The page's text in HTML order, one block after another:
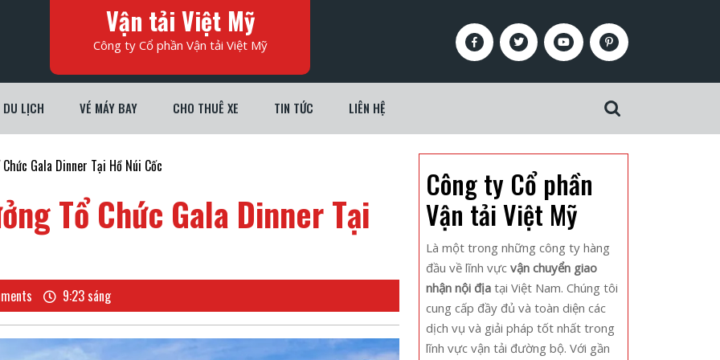
Vận tải Việt Mỹ
Công ty Cổ phần Vận tải Việt Mỹ
FacebookTwitter Youtube Pinterest
DU LỊCH VÉ MÁY BAY CHO THUÊ XE TIN TỨC LIÊN HỆ
Gala Dinner Tại Hồ Núi Cốc
Tổ Chức Gala Dinner Tại
9:23 sáng
Công ty Cổ phần
Vận tải Việt Mỹ
Là một trong những công ty hàng
đầu về lĩnh vực vận chuyển giao
nhận nội địa tại Việt Nam. Chúng tôi
cung cấp đầy đủ và toàn diện các
dịch vụ và giải pháp tốt nhất trong
lĩnh vực vận tải đường bộ. Với gần